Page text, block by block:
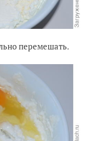
перемешать.